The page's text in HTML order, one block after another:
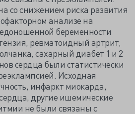
со снижением риска развития
анализе на
беременности
ревматоидный артрит,
сахарный диабет 1 и 2
сердца были статистически
Исходная
инфаркт миокарда,
другие ишемические
не были связаны с